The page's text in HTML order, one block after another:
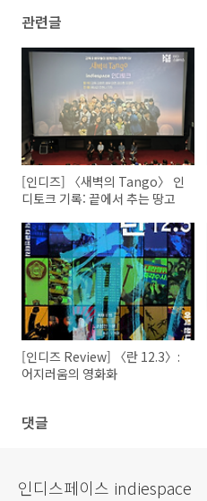
관련글
[인디즈] 〈새벽의 Tango〉 인
디토크 기록: 끝에서 추는 땅고
[인디즈 Review] 〈란 12.3〉:
어지러움의 영화화
댓글
인디스페이스 indiespace